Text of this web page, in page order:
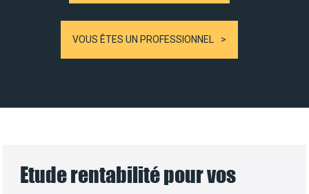
VOUS ÊTES UN PROFESSIONNEL
Etude rentabilité pour vos